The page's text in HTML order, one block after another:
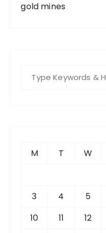
gold mines
M T W
3
4 5
10
11 12